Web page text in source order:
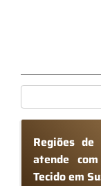
Regiões
atende
Tecido em